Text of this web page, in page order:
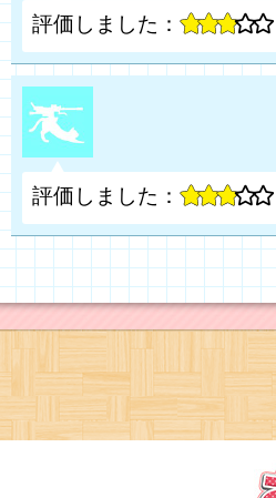
評価しました：
評価しました：